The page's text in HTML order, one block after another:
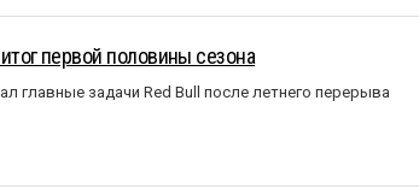
первой половины сезона
главные задачи Red Bull после летнего перерыва